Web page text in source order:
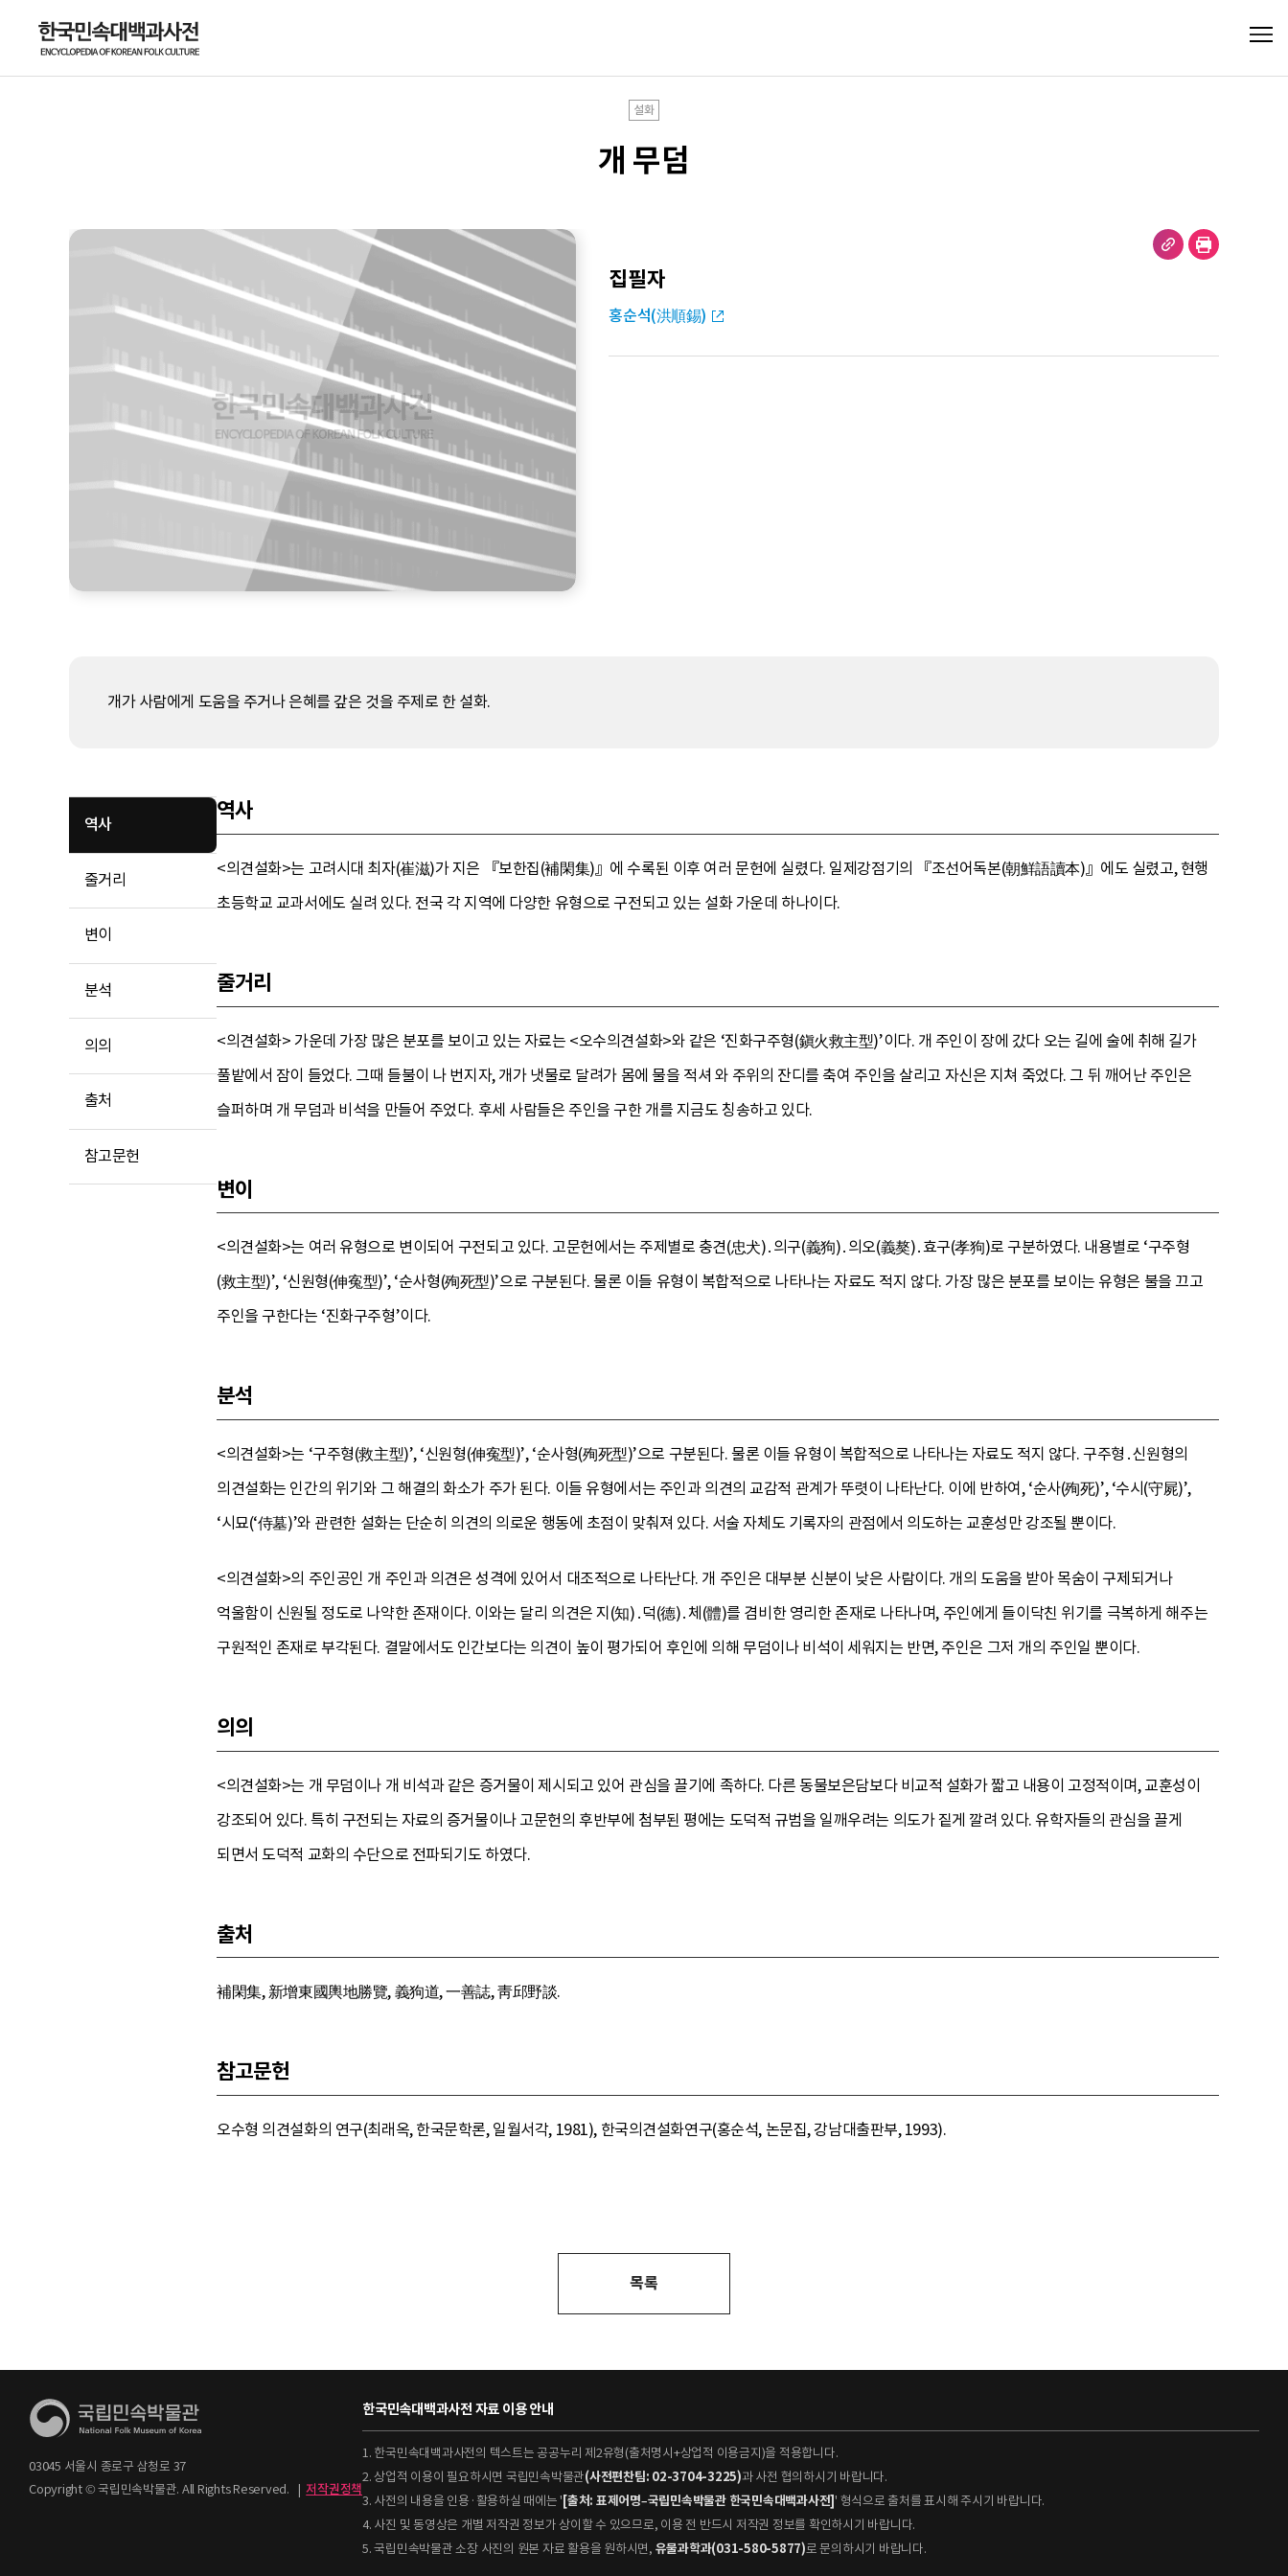
설화
개 무덤
집필자
홍순석(洪順錫)
개가 사람에게 도움을 주거나 은혜를 갚은 것을 주제로 한 설화.
역사
줄거리
변이
분석
의의
출처
참고문헌
역사
<의견설화>는 고려시대 최자(崔滋)가 지은 『보한집(補閑集)』에 수록된 이후 여러 문헌에 실렸다. 일제강점기의 『조선어독본(朝鮮語讀本)』에도 실렸고, 현행
초등학교 교과서에도 실려 있다. 전국 각 지역에 다양한 유형으로 구전되고 있는 설화 가운데 하나이다.
줄거리
<의견설화> 가운데 가장 많은 분포를 보이고 있는 자료는 <오수의견설화>와 같은 ‘진화구주형(鎭火救主型)’이다. 개 주인이 장에 갔다 오는 길에 술에 취해 길가
풀밭에서 잠이 들었다. 그때 들불이 나 번지자, 개가 냇물로 달려가 몸에 물을 적셔 와 주위의 잔디를 축여 주인을 살리고 자신은 지쳐 죽었다. 그 뒤 깨어난 주인은
슬퍼하며 개 무덤과 비석을 만들어 주었다. 후세 사람들은 주인을 구한 개를 지금도 칭송하고 있다.
변이
<의견설화>는 여러 유형으로 변이되어 구전되고 있다. 고문헌에서는 주제별로 충견(忠犬)․의구(義狗)․의오(義獒)․효구(孝狗)로 구분하였다. 내용별로 ‘구주형
(救主型)’, ‘신원형(伸寃型)’, ‘순사형(殉死型)’으로 구분된다. 물론 이들 유형이 복합적으로 나타나는 자료도 적지 않다. 가장 많은 분포를 보이는 유형은 불을 끄고
주인을 구한다는 ‘진화구주형’이다.
분석
<의견설화>는 ‘구주형(救主型)’, ‘신원형(伸寃型)’, ‘순사형(殉死型)’으로 구분된다. 물론 이들 유형이 복합적으로 나타나는 자료도 적지 않다. 구주형․신원형의
의견설화는 인간의 위기와 그 해결의 화소가 주가 된다. 이들 유형에서는 주인과 의견의 교감적 관계가 뚜렷이 나타난다. 이에 반하여, ‘순사(殉死)’, ‘수시(守屍)’,
‘시묘(‘侍墓)’와 관련한 설화는 단순히 의견의 의로운 행동에 초점이 맞춰져 있다. 서술 자체도 기록자의 관점에서 의도하는 교훈성만 강조될 뿐이다.
<의견설화>의 주인공인 개 주인과 의견은 성격에 있어서 대조적으로 나타난다. 개 주인은 대부분 신분이 낮은 사람이다. 개의 도움을 받아 목숨이 구제되거나
억울함이 신원될 정도로 나약한 존재이다. 이와는 달리 의견은 지(知)․덕(德)․체(體)를 겸비한 영리한 존재로 나타나며, 주인에게 들이닥친 위기를 극복하게 해주는
구원적인 존재로 부각된다. 결말에서도 인간보다는 의견이 높이 평가되어 후인에 의해 무덤이나 비석이 세워지는 반면, 주인은 그저 개의 주인일 뿐이다.
의의
<의견설화>는 개 무덤이나 개 비석과 같은 증거물이 제시되고 있어 관심을 끌기에 족하다. 다른 동물보은담보다 비교적 설화가 짧고 내용이 고정적이며, 교훈성이
강조되어 있다. 특히 구전되는 자료의 증거물이나 고문헌의 후반부에 첨부된 평에는 도덕적 규범을 일깨우려는 의도가 짙게 깔려 있다. 유학자들의 관심을 끌게
되면서 도덕적 교화의 수단으로 전파되기도 하였다.
출처
補閑集, 新增東國輿地勝覽, 義狗道, 一善誌, 靑邱野談.
참고문헌
오수형 의견설화의 연구(최래옥, 한국문학론, 일월서각, 1981), 한국의견설화연구(홍순석, 논문집, 강남대출판부, 1993).
목록
03045 서울시 종로구 삼청로 37
Copyright © 국립민속박물관. All Rights Reserved.
| 저작권정책
한국민속대백과사전 자료 이용 안내
1. 한국민속대백과사전의 텍스트는 공공누리 제2유형(출처명시+상업적 이용금지)을 적용합니다.
2. 상업적 이용이 필요하시면 국립민속박물관(사전편찬팀: 02-3704-3225)과 사전 협의하시기 바랍니다.
3. 사전의 내용을 인용·활용하실 때에는 ' [출처: 표제어명–국립민속박물관 한국민속대백과사전] ' 형식으로 출처를 표시해 주시기 바랍니다.
4. 사진 및 동영상은 개별 저작권 정보가 상이할 수 있으므로, 이용 전 반드시 저작권 정보를 확인하시기 바랍니다.
5. 국립민속박물관 소장 사진의 원본 자료 활용을 원하시면, 유물과학과(031-580-5877)로 문의하시기 바랍니다.